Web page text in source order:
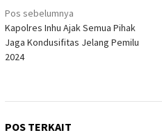
Navigasi
pos
Pos sebelumnya
Kapolres Inhu Ajak Semua Pihak
Jaga Kondusifitas Jelang Pemilu
2024
POS TERKAIT